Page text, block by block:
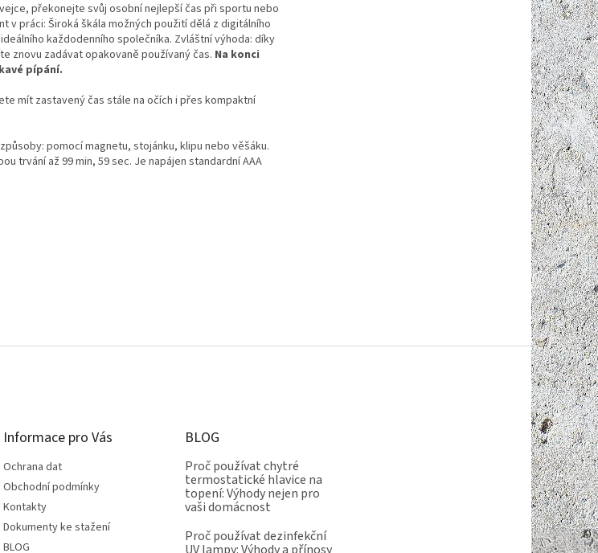
překonejte svůj osobní nejlepší čas při sportu nebo
v práci: Široká škála možných použití dělá z digitálního
každodenního společníka. Zvláštní výhoda: díky
znovu zadávat opakovaně používaný čas. Na konci
pípání.
mít zastavený čas stále na očích i přes kompaktní
pomocí magnetu, stojánku, klipu nebo věšáku.
trvání až 99 min, 59 sec. Je napájen standardní AAA
Informace pro Vás
Ochrana dat
Obchodní podmínky
Kontakty
Dokumenty ke stažení
BLOG
BLOG
Proč používat chytré
termostatické hlavice na
topení: Výhody nejen pro
vaši domácnost
Proč používat dezinfekční